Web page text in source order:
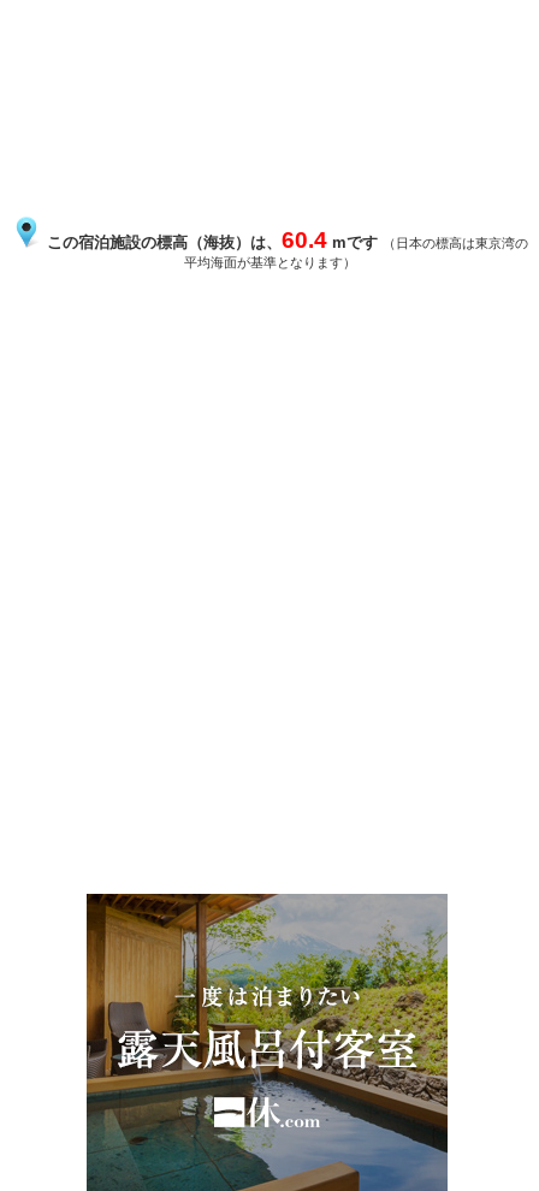
この宿泊施設の標高（海抜）は、 60.4 mです
（日本の標高は東京湾の
平均海面が基準となります）